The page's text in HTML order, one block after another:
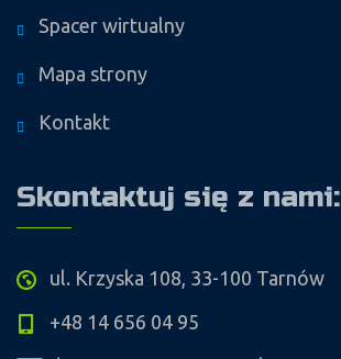
Spacer wirtualny
Mapa strony
Kontakt
Skontaktuj się z nami:
ul. Krzyska 108, 33-100 Tarnów
+48 14 656 04 95